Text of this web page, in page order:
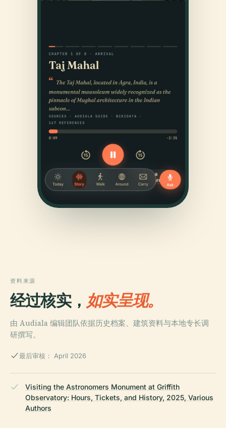
资料来源
经过核实， 如实呈现。
由 Audiala 编辑团队依据历史档案、建筑资料与本地专长调
研撰写。
最后审核： April 2026
Visiting the Astronomers Monument at Griffith
Observatory: Hours, Tickets, and History, 2025, Various
Authors